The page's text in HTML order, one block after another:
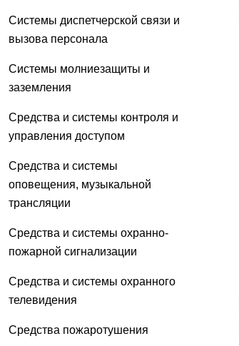
Системы диспетчерской связи и
вызова персонала
Системы молниезащиты и
заземления
Средства и системы контроля и
управления доступом
Средства и системы
оповещения, музыкальной
трансляции
Средства и системы охранно-
пожарной сигнализации
Средства и системы охранного
телевидения
Средства пожаротушения